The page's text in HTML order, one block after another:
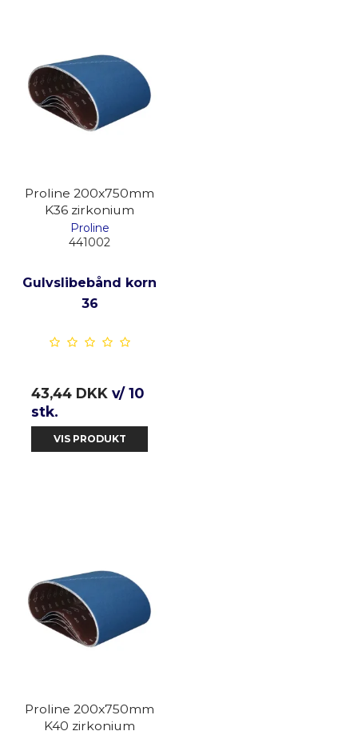
Proline 200x750mm
K36 zirkonium
Proline
441002
Gulvslibebånd korn
36
43,44 DKK v/ 10
stk.
VIS PRODUKT
Proline 200x750mm
K40 zirkonium